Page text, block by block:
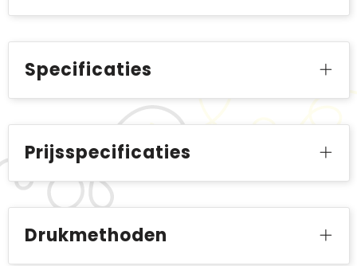
Specificaties
Prijsspecificaties
Drukmethoden